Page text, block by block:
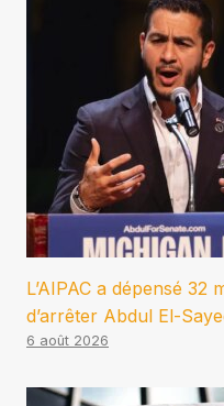
L’AIPAC a dépensé
d’arrêter Abdul El-
6 août 2026